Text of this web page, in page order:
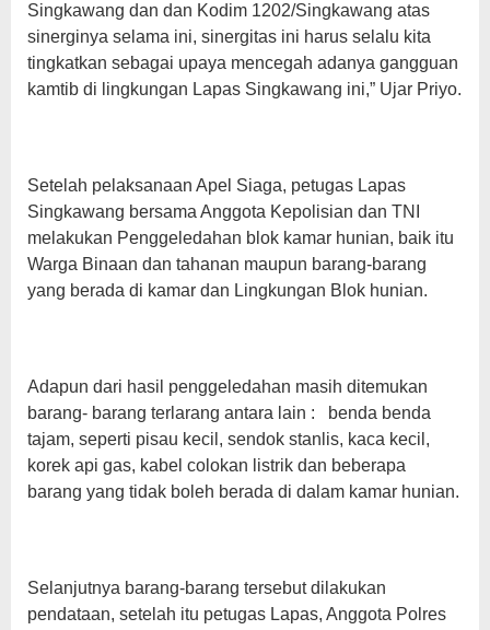
Singkawang dan dan Kodim 1202/Singkawang atas
sinerginya selama ini, sinergitas ini harus selalu kita
tingkatkan sebagai upaya mencegah adanya gangguan
kamtib di lingkungan Lapas Singkawang ini,” Ujar Priyo.
Setelah pelaksanaan Apel Siaga, petugas Lapas
Singkawang bersama Anggota Kepolisian dan TNI
melakukan Penggeledahan blok kamar hunian, baik itu
Warga Binaan dan tahanan maupun barang-barang
yang berada di kamar dan Lingkungan Blok hunian.
Adapun dari hasil penggeledahan masih ditemukan
barang- barang terlarang antara lain : benda benda
tajam, seperti pisau kecil, sendok stanlis, kaca kecil,
korek api gas, kabel colokan listrik dan beberapa
barang yang tidak boleh berada di dalam kamar hunian.
Selanjutnya barang-barang tersebut dilakukan
pendataan, setelah itu petugas Lapas, Anggota Polres